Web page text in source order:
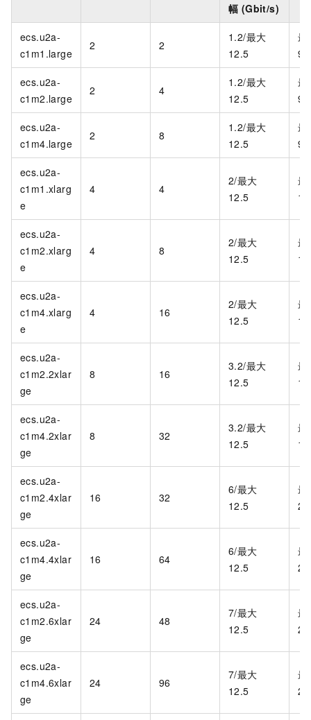
幅 (Gbit/s)
ecs.u2a-
c1m1.large
2 2
1.2/最大
12.5
最
ecs.u2a-
c1m2.large
2 4
1.2/最大
12.5
最
ecs.u2a-
c1m4.large
2 8
1.2/最大
12.5
最
ecs.u2a-
c1m1.xlarg
e
4 4
2/最大
12.5
最
ecs.u2a-
c1m2.xlarg
e
4 8
2/最大
12.5
最
ecs.u2a-
c1m4.xlarg
e
4 16
2/最大
12.5
最
ecs.u2a-
c1m2.2xlar
ge
8 16
3.2/最大
12.5
最
ecs.u2a-
c1m4.2xlar
ge
8 32
3.2/最大
12.5
最
ecs.u2a-
c1m2.4xlar
ge
16 32
6/最大
12.5
最
ecs.u2a-
c1m4.4xlar
ge
16 64
6/最大
12.5
最
ecs.u2a-
c1m2.6xlar
ge
24 48
7/最大
12.5
最
ecs.u2a-
c1m4.6xlar
ge
24 96
7/最大
12.5
最